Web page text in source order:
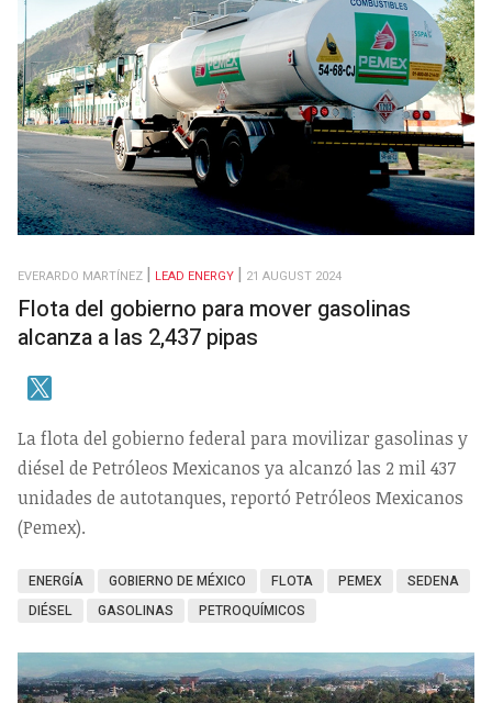
EVERARDO MARTÍNEZ LEAD ENERGY 21 AUGUST 2024
Flota del gobierno para mover gasolinas
alcanza a las 2,437 pipas
La flota del gobierno federal para movilizar gasolinas y
diésel de Petróleos Mexicanos ya alcanzó las 2 mil 437
unidades de autotanques, reportó Petróleos Mexicanos
(Pemex).
ENERGÍA GOBIERNO DE MÉXICO FLOTA PEMEX
SEDENA
DIÉSEL
GASOLINAS PETROQUÍMICOS